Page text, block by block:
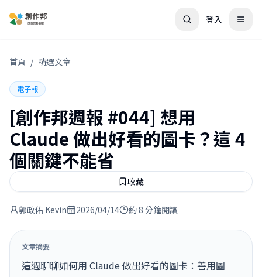
登入
首頁 / 精選文章
電子報
[創作邦週報 #044] 想用
Claude 做出好看的圖卡？這 4
個關鍵不能省
收藏
郭政佑 Kevin 2026/04/14 約 8 分鐘閱讀
文章摘要
這週聊聊如何用 Claude 做出好看的圖卡：善用圖